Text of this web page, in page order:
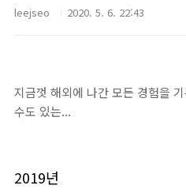
leejseo 2020. 5. 6. 22:43
지금껏 해외에 나간 모든 경험을
수도 있는...
2019년